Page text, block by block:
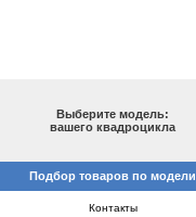
Выберите модель:
вашего квадроцикла
Подбор товаров по модели
Контакты